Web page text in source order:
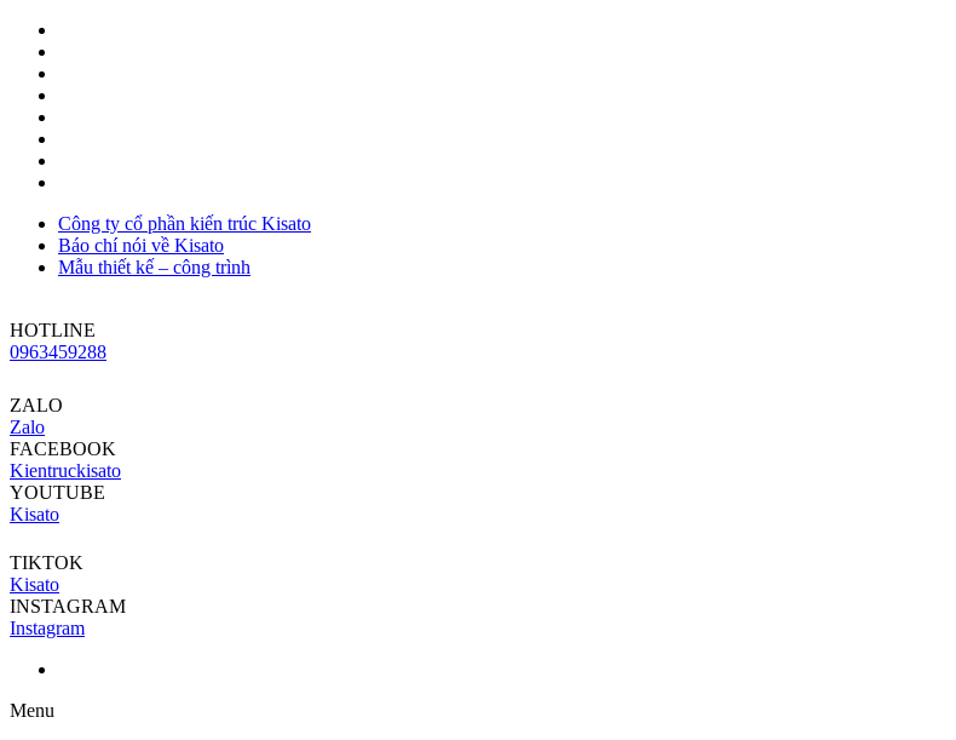
Công ty cổ phần kiến trúc Kisato
Báo chí nói về Kisato
Mẫu thiết kế – công trình
HOTLINE
0963459288
ZALO
Zalo
FACEBOOK
Kientruckisato
YOUTUBE
Kisato
TIKTOK
Kisato
INSTAGRAM
Instagram
Menu